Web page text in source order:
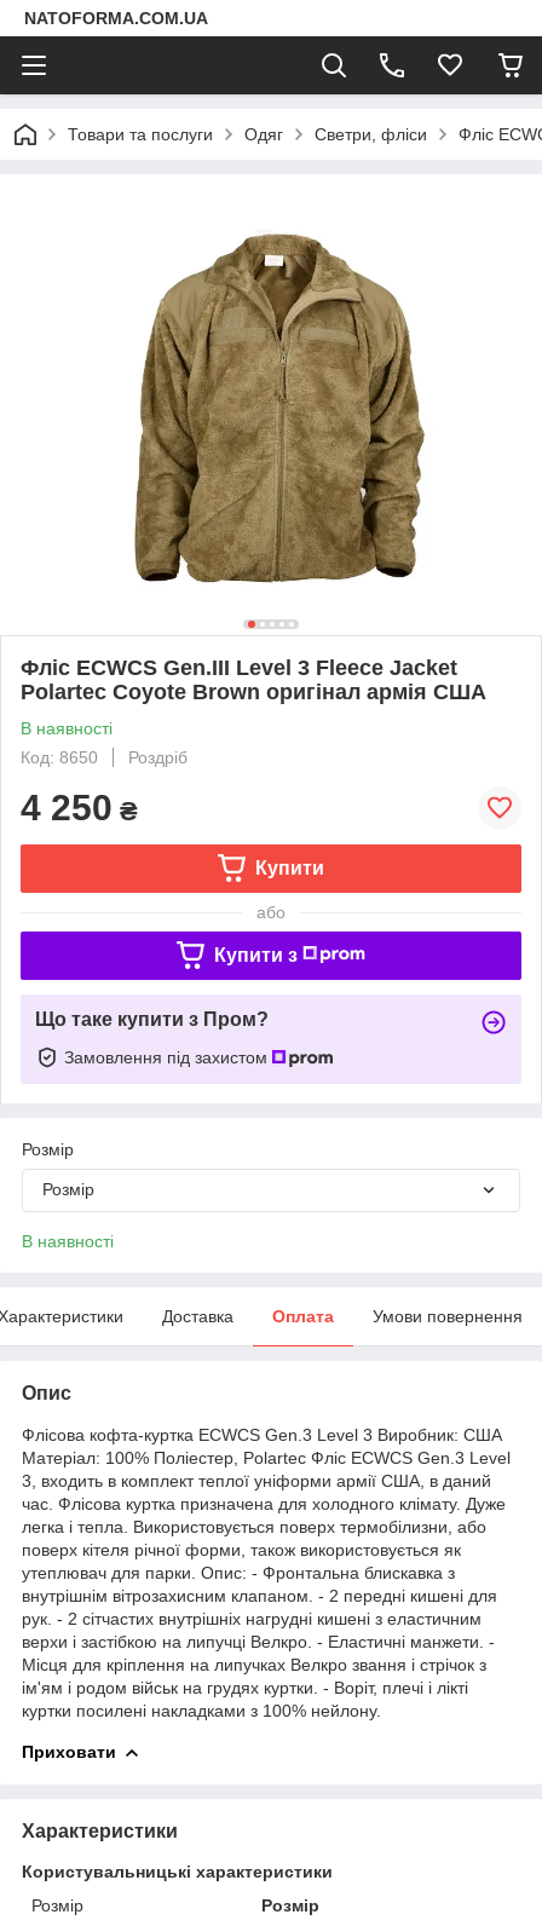
NATOFORMA.COM.UA
Товари та послуги Одяг Светри, фліси Фліс
Фліс ECWCS Gen.III Level 3 Fleece Jacket
Polartec Coyote Brown оригінал армія США
В наявності
Код: 8650
Роздріб
4 250 ₴
Купити
або
Купити з
Що таке купити з Пром?
Замовлення під захистом
Розмір
Розмір
В наявності
Доставка Оплата Умови повернення
Опис
Флісова кофта-куртка ECWCS Gen.3 Level 3 Виробник: США
Матеріал: 100% Поліестер, Polartec Фліс ECWCS Gen.3 Level
3, входить в комплект теплої уніформи армії США, в даний
час. Флісова куртка призначена для холодного клімату. Дуже
легка і тепла. Використовується поверх термобілизни, або
поверх кітеля річної форми, також використовується як
утеплювач для парки. Опис: - Фронтальна блискавка з
внутрішнім вітрозахисним клапаном. - 2 передні кишені для
рук. - 2 сітчастих внутрішніх нагрудні кишені з еластичним
верхи і застібкою на липучці Велкро. - Еластичні манжети. -
Місця для кріплення на липучках Велкро звання і стрічок з
ім'ям і родом військ на грудях куртки. - Воріт, плечі і лікті
куртки посилені накладками з 100% нейлону.
Приховати
Характеристики
Користувальницькі характеристики
Розмір
Розмір